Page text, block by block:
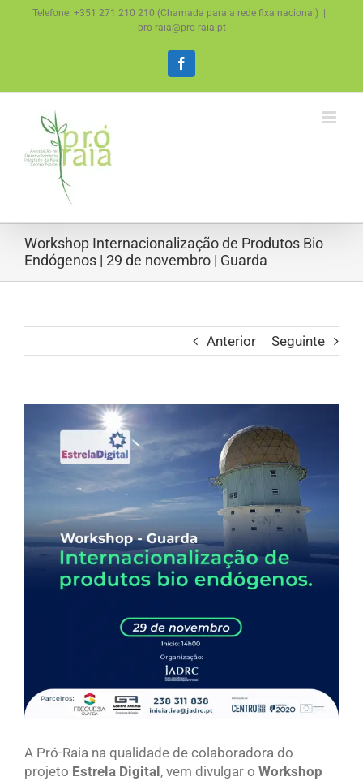
content
Telefone: +351 271 210 210 (Chamada para a rede fixa nacional)
pro-raia@pro-raia.pt
Facebook
Workshop Internacionalização de Produtos Bio
Endógenos | 29 de novembro | Guarda
Anterior Seguinte
Larger
Image
A Pró-Raia na qualidade de colaboradora do
projeto Estrela Digital , vem divulgar o Workshop